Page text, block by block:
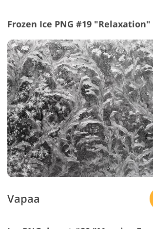
Frozen Ice PNG #19 "Relaxation"
Vapaa